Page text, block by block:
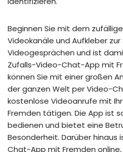
Beginnen Sie mit dem
Videokanäle und Aufkleber
Videogesprächen und ist
Zufalls-Video-Chat-App mit
können Sie mit einer großen
der ganzen Welt per Video-
kostenlose Videoanrufe mit
Fremden tätigen. Die App ist
bedienen und bietet eine
Besonderheit. Darüber
Chat-App mit Fremden